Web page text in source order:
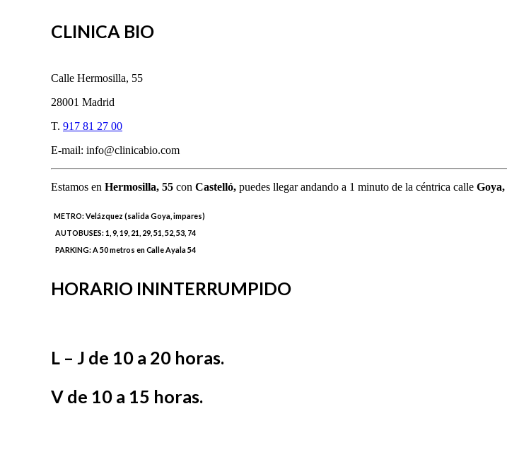
CLINICA BIO
Calle Hermosilla, 55
28001 Madrid
T. 917 81 27 00
E-mail: info@clinicabio.com
Estamos en Hermosilla, 55 con Castelló, puedes llegar andando a 1 minuto de la céntrica calle Goya,
METRO:Velázquez (salida Goya, impares)
AUTOBUSES:1, 9, 19, 21, 29, 51, 52, 53, 74
PARKING: A 50 metros en Calle Ayala 54
HORARIO ININTERRUMPIDO
L – J de 10 a 20 horas.
V de 10 a 15 horas.